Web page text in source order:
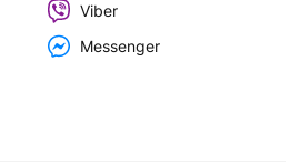
Viber
Messenger